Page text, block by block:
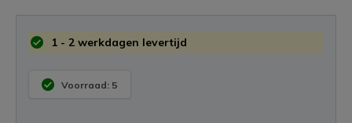
1 - 2 werkdagen levertijd
Voorraad: 5